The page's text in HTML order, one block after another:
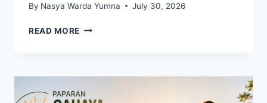
By Nasya Warda Yumna July 30, 2026
READ MORE BERAPA
WAKTU
PEMULIHAN